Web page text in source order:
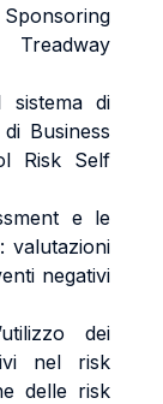
di
Business
Risk Self
e le
valutazioni
negativi
dei
nel risk
delle risk